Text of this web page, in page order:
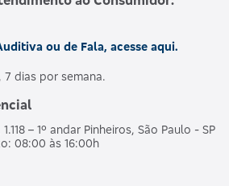
ou de Fala, acesse aqui.
dias por semana.
– 1º andar Pinheiros, São Paulo - SP
08:00 às 16:00h